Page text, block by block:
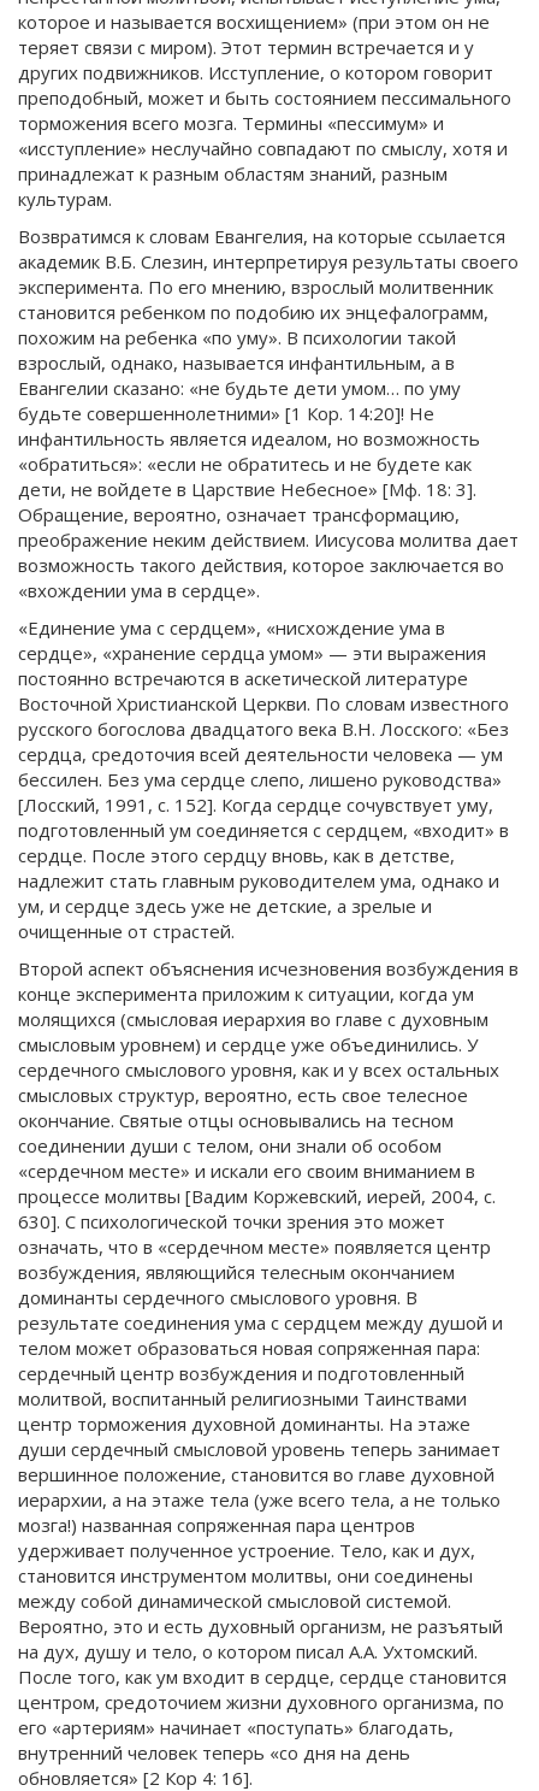
которое и называется восхищением» (при этом он не
теряет связи с миром). Этот термин встречается и у
других подвижников. Исступление, о котором говорит
преподобный, может и быть состоянием пессимального
торможения всего мозга. Термины «пессимум» и
«исступление» неслучайно совпадают по смыслу, хотя и
принадлежат к разным областям знаний, разным
культурам.
Возвратимся к словам Евангелия, на которые ссылается
академик В.Б. Слезин, интерпретируя результаты своего
эксперимента. По его мнению, взрослый молитвенник
становится ребенком по подобию их энцефалограмм,
похожим на ребенка «по уму». В психологии такой
взрослый, однако, называется инфантильным, а в
Евангелии сказано: «не будьте дети умом… по уму
будьте совершеннолетними» [1 Кор. 14:20]! Не
инфантильность является идеалом, но возможность
«обратиться»: «если не обратитесь и не будете как
дети, не войдете в Царствие Небесное» [Мф. 18: 3].
Обращение, вероятно, означает трансформацию,
преображение неким действием. Иисусова молитва дает
возможность такого действия, которое заключается во
«вхождении ума в сердце».
«Единение ума с сердцем», «нисхождение ума в
сердце», «хранение сердца умом» — эти выражения
постоянно встречаются в аскетической литературе
Восточной Христианской Церкви. По словам известного
русского богослова двадцатого века В.Н. Лосского: «Без
сердца, средоточия всей деятельности человека — ум
бессилен. Без ума сердце слепо, лишено руководства»
[Лосский, 1991, с. 152]. Когда сердце сочувствует уму,
подготовленный ум соединяется с сердцем, «входит» в
сердце. После этого сердцу вновь, как в детстве,
надлежит стать главным руководителем ума, однако и
ум, и сердце здесь уже не детские, а зрелые и
очищенные от страстей.
Второй аспект объяснения исчезновения возбуждения в
конце эксперимента приложим к ситуации, когда ум
молящихся (смысловая иерархия во главе с духовным
смысловым уровнем) и сердце уже объединились. У
сердечного смыслового уровня, как и у всех остальных
смысловых структур, вероятно, есть свое телесное
окончание. Святые отцы основывались на тесном
соединении души с телом, они знали об особом
«сердечном месте» и искали его своим вниманием в
процессе молитвы [Вадим Коржевский, иерей, 2004, с.
630]. С психологической точки зрения это может
означать, что в «сердечном месте» появляется центр
возбуждения, являющийся телесным окончанием
доминанты сердечного смыслового уровня. В
результате соединения ума с сердцем между душой и
телом может образоваться новая сопряженная пара:
сердечный центр возбуждения и подготовленный
молитвой, воспитанный религиозными Таинствами
центр торможения духовной доминанты. На этаже
души сердечный смысловой уровень теперь занимает
вершинное положение, становится во главе духовной
иерархии, а на этаже тела (уже всего тела, а не только
мозга!) названная сопряженная пара центров
удерживает полученное устроение. Тело, как и дух,
становится инструментом молитвы, они соединены
между собой динамической смысловой системой.
Вероятно, это и есть духовный организм, не разъятый
на дух, душу и тело, о котором писал А.А. Ухтомский.
После того, как ум входит в сердце, сердце становится
центром, средоточием жизни духовного организма, по
его «артериям» начинает «поступать» благодать,
внутренний человек теперь «со дня на день
обновляется» [2 Кор 4: 16].